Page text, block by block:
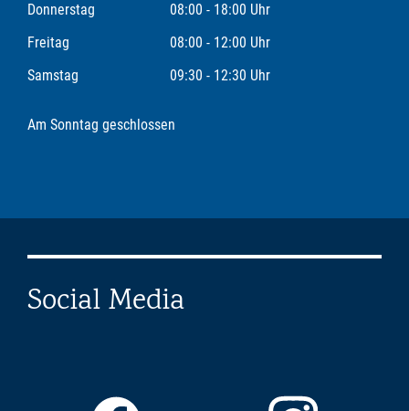
Donnerstag
08:00 - 18:00 Uhr
Freitag
08:00 - 12:00 Uhr
Samstag
09:30 - 12:30 Uhr
Am Sonntag geschlossen
Social Media